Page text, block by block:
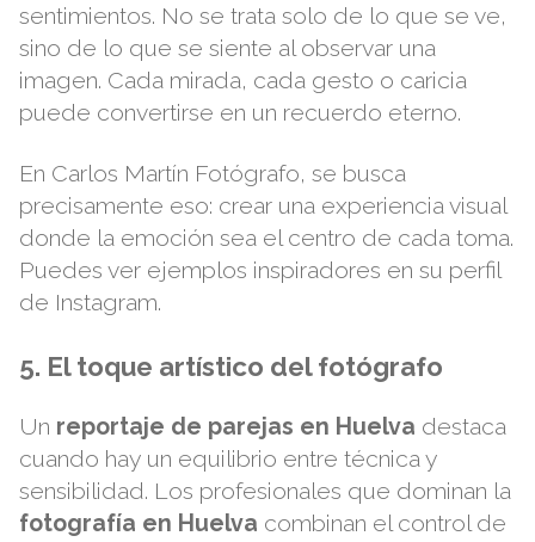
sentimientos. No se trata solo de lo que se ve,
sino de lo que se siente al observar una
imagen. Cada mirada, cada gesto o caricia
puede convertirse en un recuerdo eterno.
En Carlos Martín Fotógrafo, se busca
precisamente eso: crear una experiencia visual
donde la emoción sea el centro de cada toma.
Puedes ver ejemplos inspiradores en su perfil
de Instagram.
5. El toque artístico del fotógrafo
Un reportaje de parejas en Huelva destaca
cuando hay un equilibrio entre técnica y
sensibilidad. Los profesionales que dominan la
fotografía en Huelva combinan el control de